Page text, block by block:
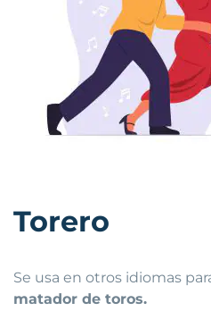
Torero
Se usa en otros idiomas
matador de toros.